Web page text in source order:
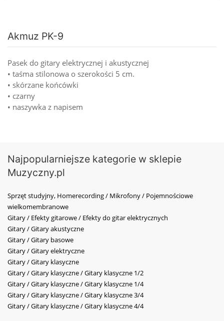
Akmuz PK-9
Pasek do gitary elektrycznej i akustycznej
• taśma stilonowa o szerokości 5 cm.
• skórzane końcówki
• czarny
• naszywka z napisem
Najpopularniejsze kategorie w sklepie
Muzyczny.pl
Sprzęt studyjny, Homerecording / Mikrofony / Pojemnościowe
wielkomembranowe
Gitary / Efekty gitarowe / Efekty do gitar elektrycznych
Gitary / Gitary akustyczne
Gitary / Gitary basowe
Gitary / Gitary elektryczne
Gitary / Gitary klasyczne
Gitary / Gitary klasyczne / Gitary klasyczne 1/2
Gitary / Gitary klasyczne / Gitary klasyczne 1/4
Gitary / Gitary klasyczne / Gitary klasyczne 3/4
Gitary / Gitary klasyczne / Gitary klasyczne 4/4